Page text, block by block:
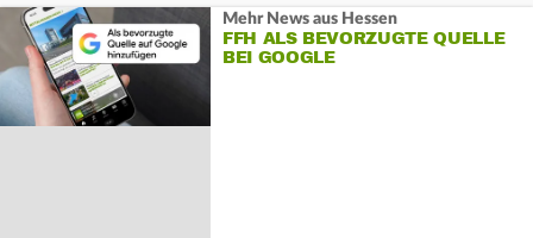
Mehr News aus Hessen
FFH ALS BEVORZUGTE QUELLE
BEI GOOGLE